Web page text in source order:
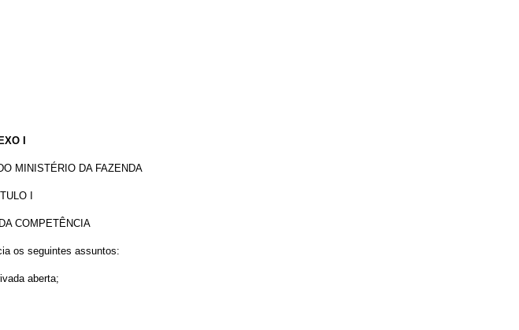
I
MINISTÉRIO DA FAZENDA
I
COMPETÊNCIA
os seguintes assuntos:
aberta;